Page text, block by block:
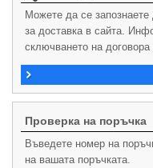
Можете да се
за доставка в сайта.
сключването на
Проверка на поръчка
Въведете номер на
на вашата поръчката.